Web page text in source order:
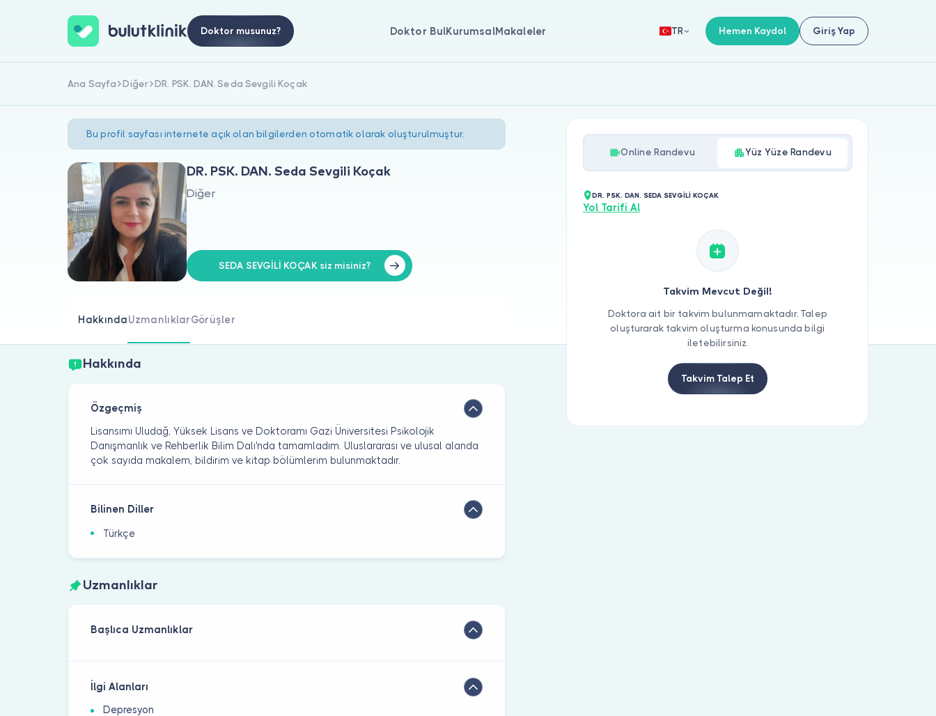
Doktor musunuz? Doktor BulKurumsalMakaleler TR Hemen Kaydol Giriş Yap
Ana Sayfa Diğer DR. PSK. DAN. Seda Sevgili Koçak
Bu profil sayfası internete açık olan bilgilerden otomatik olarak oluşturulmuştur.
DR. PSK. DAN. Seda Sevgili Koçak
Diğer
SEDA SEVGİLİ KOÇAK siz misiniz?
HakkındaUzmanlıklarGörüşler
Hakkında
Özgeçmiş
Lisansımı Uludağ, Yüksek Lisans ve Doktoramı Gazi Üniversitesi Psikolojik
Danışmanlık ve Rehberlik Bilim Dalı'nda tamamladım. Uluslararası ve ulusal alanda
çok sayıda makalem, bildirim ve kitap bölümlerim bulunmaktadır.
Bilinen Diller
Türkçe
Uzmanlıklar
Başlıca Uzmanlıklar
İlgi Alanları
Depresyon
Online Randevu Yüz Yüze Randevu
DR. PSK. DAN. SEDA SEVGİLİ KOÇAK
Yol Tarifi Al
Takvim Mevcut Değil!
Doktora ait bir takvim bulunmamaktadır. Talep
oluşturarak takvim oluşturma konusunda bilgi
iletebilirsiniz.
Takvim Talep Et